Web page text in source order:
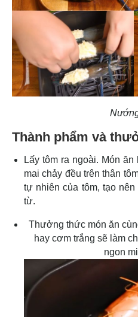
Thành phẩm và
Lấy tôm ra ngoài. Món
mai chảy đều trên thân
tự nhiên của tôm, tạo
từ.
Thưởng thức món ăn
hay cơm trắng sẽ làm
ngon